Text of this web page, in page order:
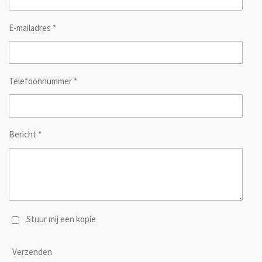
E-mailadres *
Telefoonnummer *
Bericht *
Stuur mij een kopie
Verzenden